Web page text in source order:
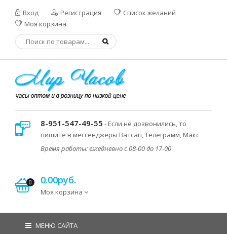
Вход Регистрация
Список желаний
Моя корзина
8-951-547-49-55 - Если не дозвонились, то
пишите в мессенджеры Ватсап, Телеграмм, Макс
Время работы: ежедневно с 08-00 до 17-00
0 0.00руб.
Моя корзина
МЕНЮ САЙТА